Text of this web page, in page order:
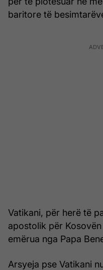
baritore të
Vatikani, për herë të
apostolik për
emërua nga Papa
Arsyeja pse Vatikani